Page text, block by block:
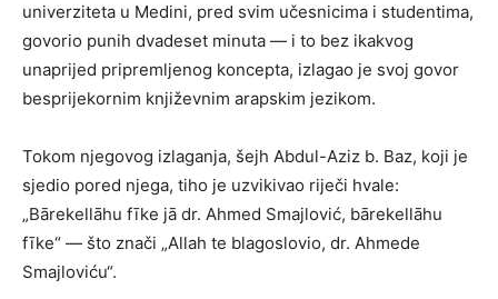
univerziteta u Medini, pred svim učesnicima i studentima,
govorio punih dvadeset minuta — i to bez ikakvog
unaprijed pripremljenog koncepta, izlagao je svoj govor
besprijekornim književnim arapskim jezikom.
Tokom njegovog izlaganja, šejh Abdul-Aziz b. Baz, koji je
sjedio pored njega, tiho je uzvikivao riječi hvale:
„Bārekellāhu fīke jā dr. Ahmed Smajlović, bārekellāhu
fīke“ — što znači „Allah te blagoslovio, dr. Ahmede
Smajloviću“.